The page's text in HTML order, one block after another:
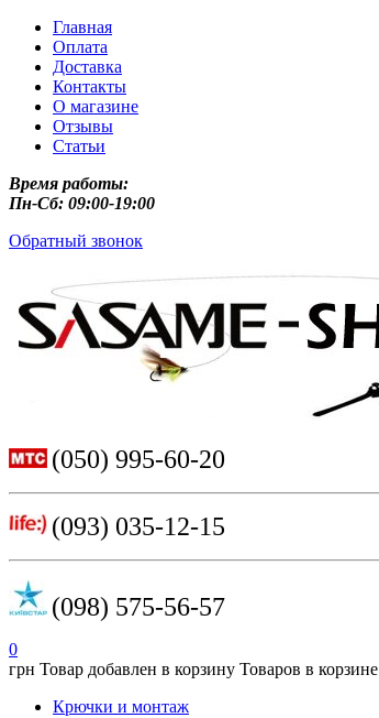
Главная
Оплата
Доставка
Контакты
О магазине
Отзывы
Статьи
Время работы:
Пн-Сб: 09:00-19:00
Обратный звонок
(050) 995-60-20
(093) 035-12-15
(098) 575-56-57
0
грн Товар добавлен в корзину Товаров в корзине
Крючки и монтаж